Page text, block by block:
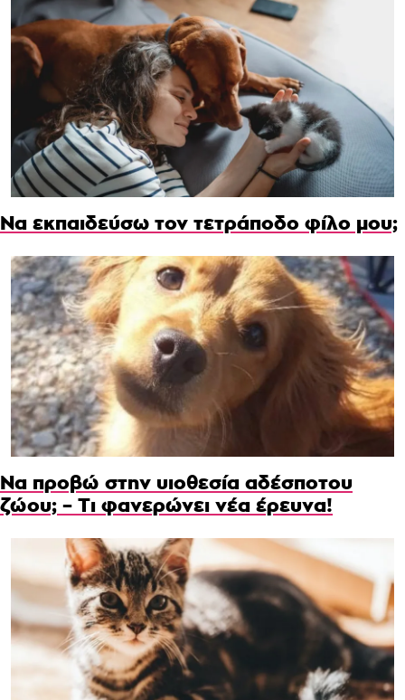
Να εκπαιδεύσω τον τετράποδο φίλο μου;
Να προβώ στην υιοθεσία αδέσποτου
ζώου; – Τι φανερώνει νέα έρευνα!